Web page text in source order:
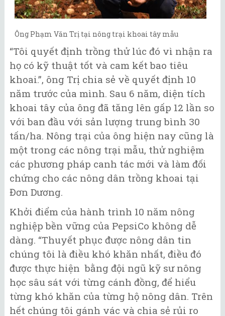
Ông Phạm Văn Trị tại nông trại khoai tây mẫu
“Tôi quyết định trồng thử lúc đó vì nhận ra
họ có kỹ thuật tốt và cam kết bao tiêu
khoai.”, ông Trị chia sẻ về quyết định 10
năm trước của mình. Sau 6 năm, diện tích
khoai tây của ông đã tăng lên gấp 12 lần so
với ban đầu với sản lượng trung bình 30
tấn/ha. Nông trại của ông hiện nay cũng là
một trong các nông trại mẫu, thử nghiệm
các phương pháp canh tác mới và làm đối
chứng cho các nông dân trồng khoai tại
Đơn Dương.
Khởi điểm của hành trình 10 năm nông
nghiệp bền vững của PepsiCo không dễ
dàng. “Thuyết phục được nông dân tin
chúng tôi là điều khó khăn nhất, điều đó
được thực hiện bằng đội ngũ kỹ sư nông
học sâu sát với từng cánh đồng, để hiểu
từng khó khăn của từng hộ nông dân. Trên
hết chúng tôi gánh vác và chia sẻ rủi ro